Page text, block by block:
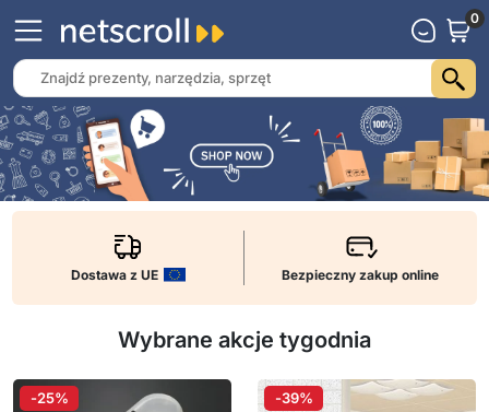
0
Dostawa z UE Bezpieczny zakup online
Wybrane akcje tygodnia
-25% -39%